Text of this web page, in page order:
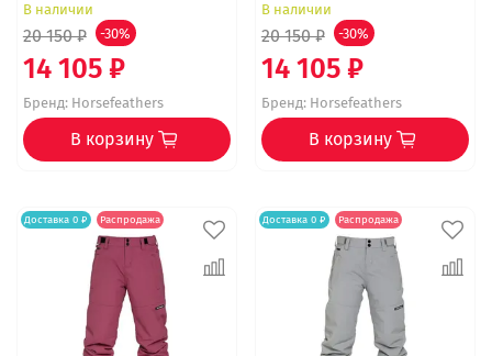
В наличии
20 150 ₽ -30%
14 105 ₽
Бренд:Horsefeathers
В корзину
В наличии
20 150 ₽ -30%
14 105 ₽
Бренд:Horsefeathers
В корзину
Доставка 0 ₽ Распродажа Доставка 0 ₽ Распродажа